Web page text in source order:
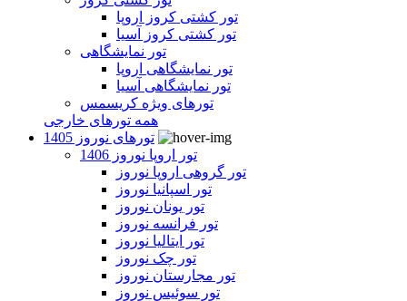
تور کشتی کروز اروپا
تور کشتی کروز آسیا
تور نمایشگاهی
تور نمایشگاهی اروپا
تور نمایشگاهی آسیا
تورهای ویژه کریسمس
همه تورهای خارجی
تورهای نوروز 1405
تور اروپا نوروز 1406
تور گروهی اروپا نوروز
تور اسپانیا نوروز
تور یونان نوروز
تور فرانسه نوروز
تور ایتالیا نوروز
تور چک نوروز
تور مجارستان نوروز
تور سوئیس نوروز